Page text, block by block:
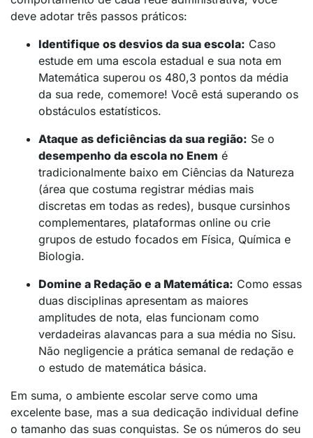
deve adotar três passos práticos:
Identifique os desvios da sua escola: Caso
estude em uma escola estadual e sua nota em
Matemática superou os 480,3 pontos da média
da sua rede, comemore! Você está superando os
obstáculos estatísticos.
Ataque as deficiências da sua região: Se o
desempenho da escola no Enem é
tradicionalmente baixo em Ciências da Natureza
(área que costuma registrar médias mais
discretas em todas as redes), busque cursinhos
complementares, plataformas online ou crie
grupos de estudo focados em Física, Química e
Biologia.
Domine a Redação e a Matemática: Como essas
duas disciplinas apresentam as maiores
amplitudes de nota, elas funcionam como
verdadeiras alavancas para a sua média no Sisu.
Não negligencie a prática semanal de redação e
o estudo de matemática básica.
Em suma, o ambiente escolar serve como uma
excelente base, mas a sua dedicação individual define
o tamanho das suas conquistas. Se os números do seu